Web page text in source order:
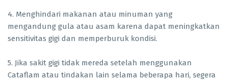
4. Menghindari makanan atau minuman yang
mengandung gula atau asam karena dapat meningkatkan
sensitivitas gigi dan memperburuk kondisi.
5. Jika sakit gigi tidak mereda setelah menggunakan
Cataflam atau tindakan lain selama beberapa hari, segera